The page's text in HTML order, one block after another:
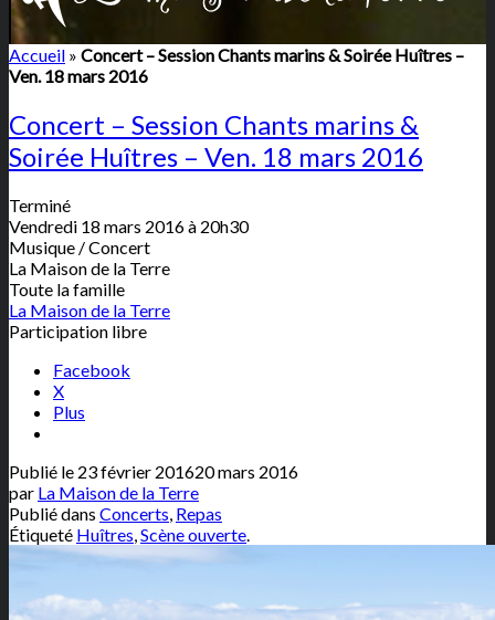
Accueil » Concert – Session Chants marins & Soirée Huîtres –
Ven. 18 mars 2016
Concert – Session Chants marins &
Soirée Huîtres – Ven. 18 mars 2016
Terminé
Vendredi 18 mars 2016 à 20h30
Musique / Concert
La Maison de la Terre
Toute la famille
La Maison de la Terre
Participation libre
Facebook
X
Plus
Publié le 23 février 201620 mars 2016
par La Maison de la Terre
Publié dans Concerts, Repas
Étiqueté Huîtres,Scène ouverte.